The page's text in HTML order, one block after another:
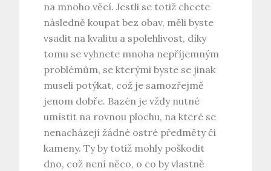
na mnoho věcí. Jestli se totiž chcete
následně koupat bez obav, měli byste
vsadit na kvalitu a spolehlivost, díky
tomu se vyhnete mnoha nepříjemným
problémům, se kterými byste se jinak
museli potýkat, což je samozřejmě
jenom dobře. Bazén je vždy nutné
umístit na rovnou plochu, na které se
nenacházejí žádné ostré předměty či
kameny. Ty by totiž mohly poškodit
dno, což není něco, o co by vlastně